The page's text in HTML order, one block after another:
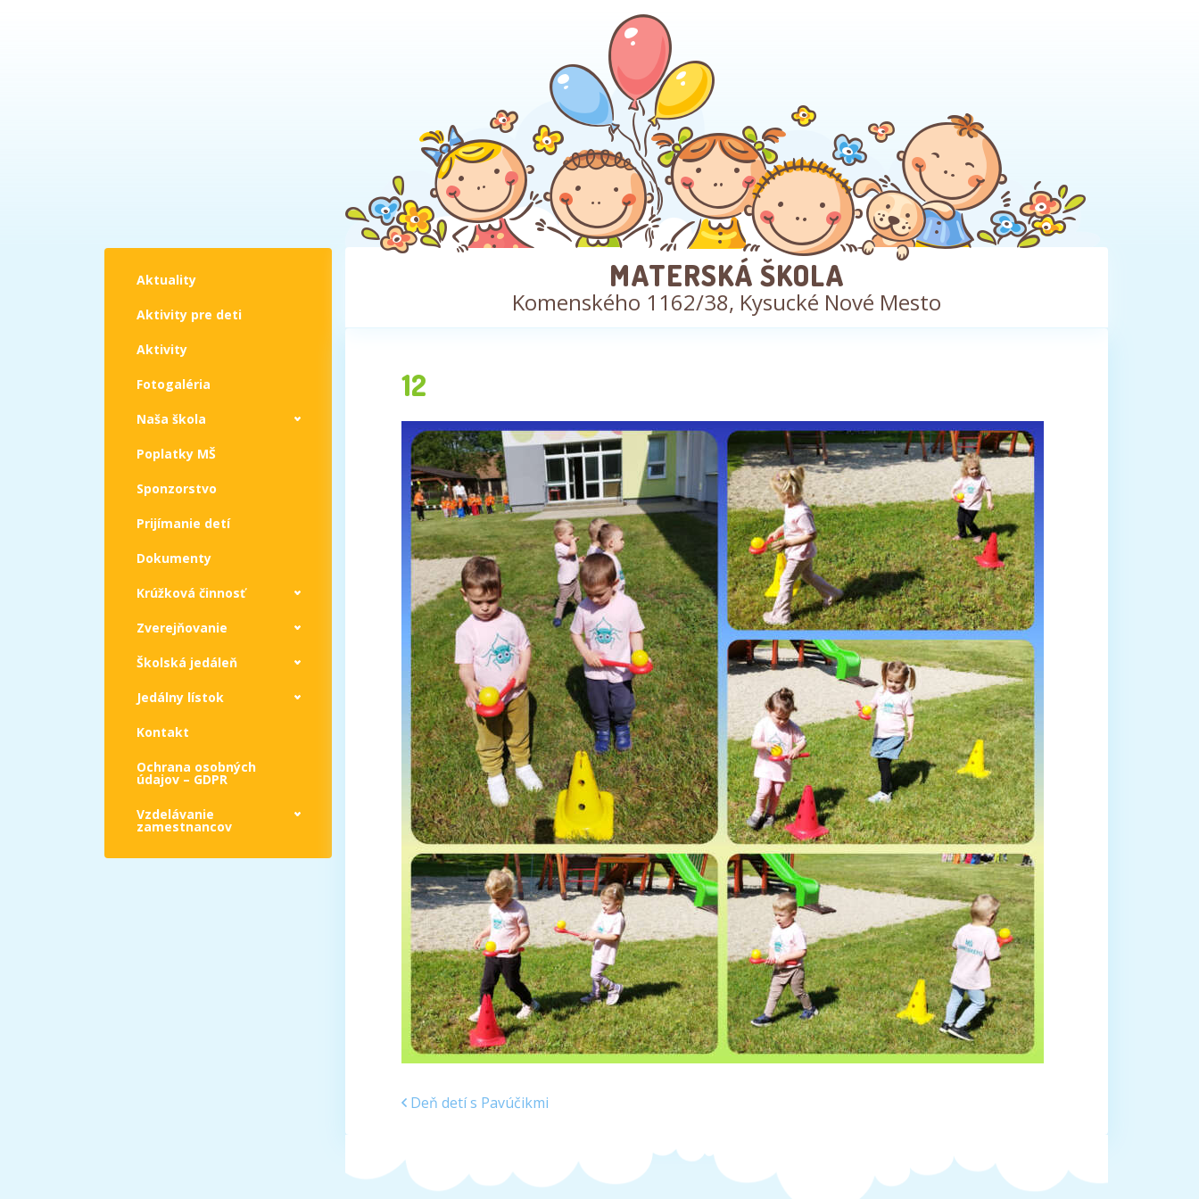
Aktuality
Aktivity pre deti
Aktivity
Fotogaléria
Naša škola
Poplatky MŠ
Sponzorstvo
Prijímanie detí
Dokumenty
Krúžková činnosť
Zverejňovanie
Školská jedáleň
Jedálny lístok
Kontakt
Ochrana osobných
údajov – GDPR
Vzdelávanie
zamestnancov
MATERSKÁ ŠKOLA
Komenského 1162/38, Kysucké Nové Mesto
12
Deň detí s Pavúčikmi